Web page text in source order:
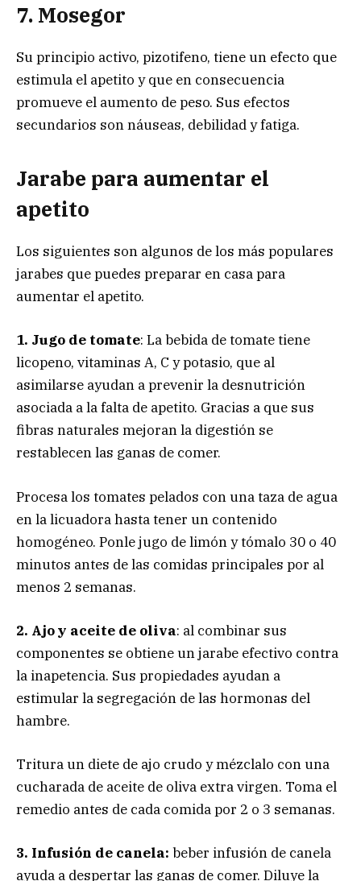
7. Mosegor
Su principio activo, pizotifeno, tiene un efecto que
estimula el apetito y que en consecuencia
promueve el aumento de peso. Sus efectos
secundarios son náuseas, debilidad y fatiga.
Jarabe para aumentar el
apetito
Los siguientes son algunos de los más populares
jarabes que puedes preparar en casa para
aumentar el apetito.
1. Jugo de tomate: La bebida de tomate tiene
licopeno, vitaminas A, C y potasio, que al
asimilarse ayudan a prevenir la desnutrición
asociada a la falta de apetito. Gracias a que sus
fibras naturales mejoran la digestión se
restablecen las ganas de comer.
Procesa los tomates pelados con una taza de agua
en la licuadora hasta tener un contenido
homogéneo. Ponle jugo de limón y tómalo 30 o 40
minutos antes de las comidas principales por al
menos 2 semanas.
2. Ajo y aceite de oliva: al combinar sus
componentes se obtiene un jarabe efectivo contra
la inapetencia. Sus propiedades ayudan a
estimular la segregación de las hormonas del
hambre.
Tritura un diete de ajo crudo y mézclalo con una
cucharada de aceite de oliva extra virgen. Toma el
remedio antes de cada comida por 2 o 3 semanas.
3. Infusión de canela: beber infusión de canela
ayuda a despertar las ganas de comer. Diluye la